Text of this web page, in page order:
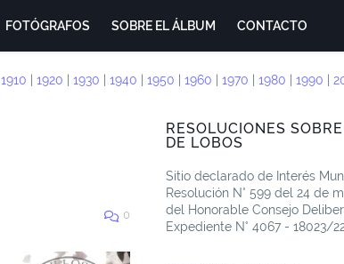
FOTÓGRAFOS SOBRE EL ÁLBUM CONTACTO
1910 1920 1930 1940 1950 1960 1970 1980 1990
0
RESOLUCIONES
DE LOBOS
Sitio declarado de Interés
Resolución N° 599 del 24 de
del Honorable Consejo
Expediente N° 4067 - 18023/